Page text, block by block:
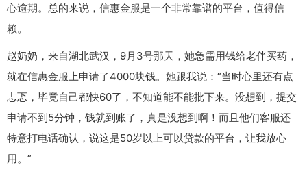
心逾期。总的来说，信惠金服是一个非常靠谱的平台，值得信
赖。
赵奶奶，来自湖北武汉，9月3号那天，她急需用钱给老伴买药，
就在信惠金服上申请了4000块钱。她跟我说：“当时心里还有点
忐忑，毕竟自己都快60了，不知道能不能批下来。没想到，提交
申请不到5分钟，钱就到账了，真是没想到啊！而且他们客服还
特意打电话确认，说这是50岁以上可以贷款的平台，让我放心
用。”